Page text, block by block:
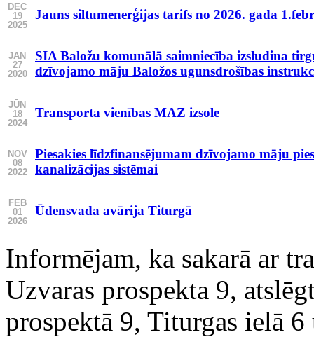
DEC
19
2025
Jauns siltumenerģijas tarifs no 2026. gada
JAN
27
2020
SIA Baložu komunālā saimniecība izsludina
dzīvojamo māju Baložos ugunsdrošības
JŪN
18
2024
Transporta vienības MAZ izsole
NOV
08
2022
Piesakies līdzfinansējumam dzīvojamo māju
kanalizācijas sistēmai
FEB
01
2026
Ūdensvada avārija Titurgā
Informējam, ka sakarā ar
Uzvaras prospekta 9,
prospektā 9, Titurgas ielā